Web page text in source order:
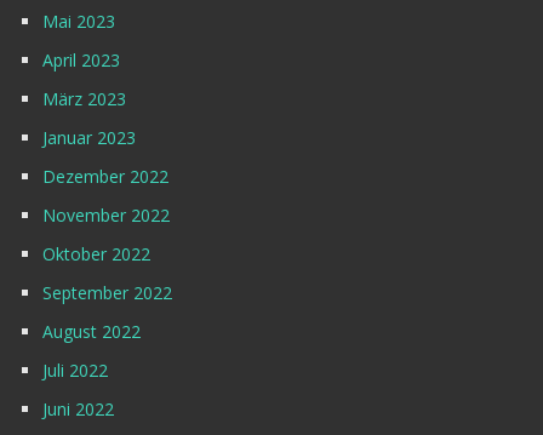
Mai 2023
April 2023
März 2023
Januar 2023
Dezember 2022
November 2022
Oktober 2022
September 2022
August 2022
Juli 2022
Juni 2022